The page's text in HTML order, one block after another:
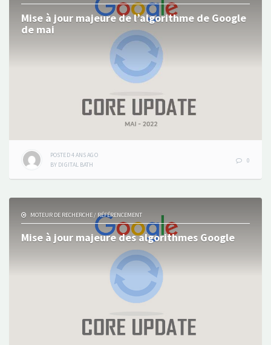
Mise à jour majeure de l’algorithme de Google
de mai
POSTED4 ANSAGO
BY DIGITAL BATH
0
MOTEUR DE RECHERCHE/ RÉFÉRENCEMENT
Mise à jour majeure des algorithmes Google